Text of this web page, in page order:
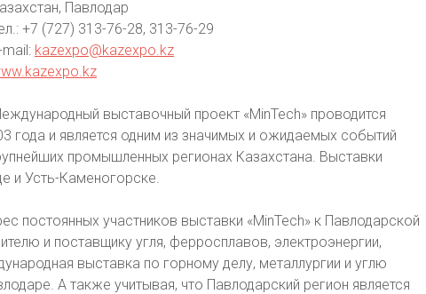
Павлодар
+7 (727) 313-76-28, 313-76-29
mail: kazexpo@kazexpo.kz
выставочный проект «MinTech» проводится
года и является одним из значимых и ожидаемых событий
промышленных регионах Казахстана. Выставки
и Усть-Каменогорске.
постоянных участников выставки «MinTech» к Павлодарской
и поставщику угля, ферросплавов, электроэнергии,
выставка по горному делу, металлургии и углю
А также учитывая, что Павлодарский регион является